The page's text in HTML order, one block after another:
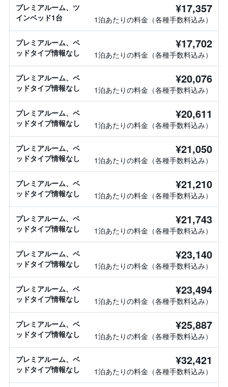
プレミアルーム、ツ
インベッド1台
¥17,357
1泊あたりの料金（各種手数料込み）
プレミアルーム、ベ
ッドタイプ情報なし
¥17,702
1泊あたりの料金（各種手数料込み）
プレミアルーム、ベ
ッドタイプ情報なし
¥20,076
1泊あたりの料金（各種手数料込み）
プレミアルーム、ベ
ッドタイプ情報なし
¥20,611
1泊あたりの料金（各種手数料込み）
プレミアルーム、ベ
ッドタイプ情報なし
¥21,050
1泊あたりの料金（各種手数料込み）
プレミアルーム、ベ
ッドタイプ情報なし
¥21,210
1泊あたりの料金（各種手数料込み）
プレミアルーム、ベ
ッドタイプ情報なし
¥21,743
1泊あたりの料金（各種手数料込み）
プレミアルーム、ベ
ッドタイプ情報なし
¥23,140
1泊あたりの料金（各種手数料込み）
プレミアルーム、ベ
ッドタイプ情報なし
¥23,494
1泊あたりの料金（各種手数料込み）
プレミアルーム、ベ
ッドタイプ情報なし
¥25,887
1泊あたりの料金（各種手数料込み）
プレミアルーム、ベ
ッドタイプ情報なし
¥32,421
1泊あたりの料金（各種手数料込み）